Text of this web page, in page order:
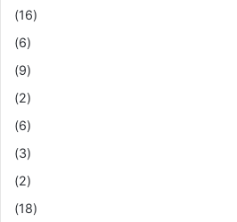
(16)
(6)
(9)
(2)
(6)
(3)
(2)
(18)